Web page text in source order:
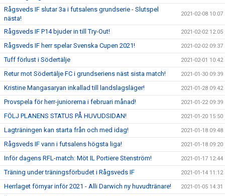
Rågsveds IF slutar 3a i futsalens grundserie - Slutspel
nästa!
2021-02-08 10:07
Rågsveds IF P14 bjuder in till Try-Out! 2021-02-02 12:05
Rågsveds IF herr spelar Svenska Cupen 2021! 2021-02-02 09:37
Tuff förlust i Södertälje 2021-02-01 10:42
Retur mot Södertälje FC i grundseriens näst sista match! 2021-01-30 09:39
Kristine Mangasaryan inkallad till landslagsläger! 2021-01-28 09:42
Provspela för herr-juniorerna i februari månad! 2021-01-22 09:39
FÖLJ PLANENS STATUS PÅ HUVUDSIDAN! 2021-01-20 15:50
Lagträningen kan starta från och med idag! 2021-01-18 09:48
Rågsveds IF vann i futsalens högsta liga! 2021-01-18 09:20
Inför dagens RFL-match: Möt IL Portiere Stenström! 2021-01-17 12:44
Träning under träningsförbudet i Rågsveds IF 2021-01-14 11:12
Herrlaget förnyar inför 2021 - Alli Darwich ny huvudtränare! 2021-01-05 14:31